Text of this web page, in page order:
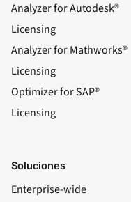
Analyzer for Autodesk®
Licensing
Analyzer for Mathworks®
Licensing
Optimizer for SAP®
Licensing
Soluciones
Enterprise-wide